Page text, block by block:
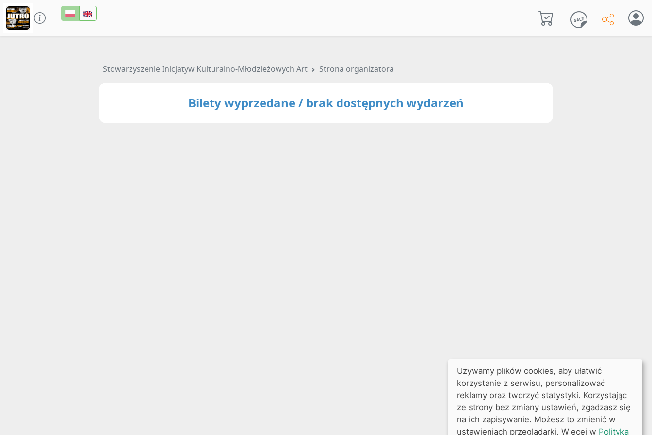
Stowarzyszenie Inicjatyw Kulturalno-Młodzieżowych Art Strona organizatora
Bilety wyprzedane / brak dostępnych wydarzeń
Używamy plików cookies, aby ułatwić
korzystanie z serwisu, personalizować
reklamy oraz tworzyć statystyki. Korzystając
ze strony bez zmiany ustawień, zgadzasz się
na ich zapisywanie. Możesz to zmienić w
ustawieniach przeglądarki. Więcej w Polityka